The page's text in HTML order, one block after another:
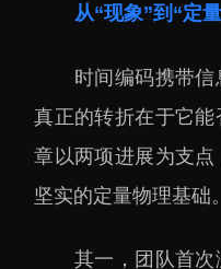
国合项目
出国境事务
来华指引
下载中心
从“现象”到“定
时间编码携带信
真正的转折在于它
章以两项进展为支
坚实的定量物理基础。
其一，团队首